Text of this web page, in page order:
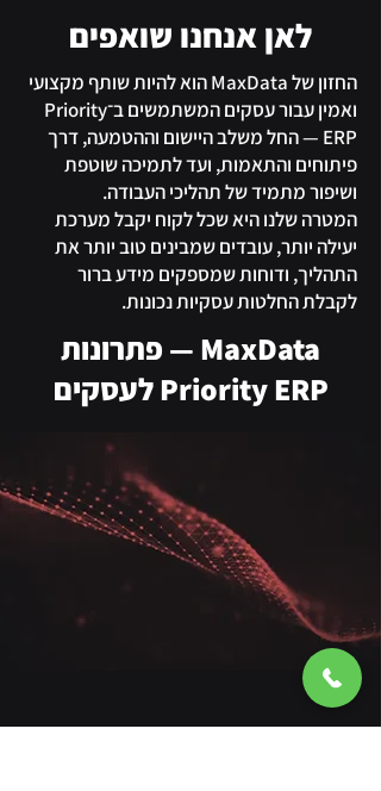
לאן אנחנו שואפים
החזון של MaxData הוא להיות שותף מקצועי
ואמין עבור עסקים המשתמשים ב־Priority
ERP — החל משלב היישום וההטמעה, דרך
פיתוחים והתאמות, ועד לתמיכה שוטפת
ושיפור מתמיד של תהליכי העבודה.
המטרה שלנו היא שכל לקוח יקבל מערכת
יעילה יותר, עובדים שמבינים טוב יותר את
התהליך, ודוחות שמספקים מידע ברור
לקבלת החלטות עסקיות נכונות.
MaxData — פתרונות
Priority ERP לעסקים